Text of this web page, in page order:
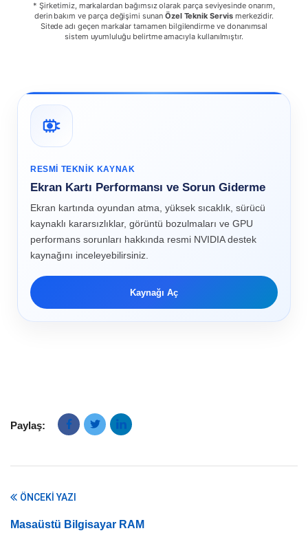
* Şirketimiz, markalardan bağımsız olarak parça seviyesinde onarım,
derin bakım ve parça değişimi sunan Özel Teknik Servismerkezidir.
Sitede adı geçen markalar tamamen bilgilendirme ve donanımsal
sistem uyumluluğu belirtme amacıyla kullanılmıştır.
RESMI TEKNIK KAYNAK
Ekran Kartı Performansı ve Sorun Giderme
Ekran kartında oyundan atma, yüksek sıcaklık, sürücü
kaynaklı kararsızlıklar, görüntü bozulmaları ve GPU
performans sorunları hakkında resmi NVIDIA destek
kaynağını inceleyebilirsiniz.
Kaynağı Aç
Paylaş:
ÖNCEKI YAZI
Masaüstü Bilgisayar RAM